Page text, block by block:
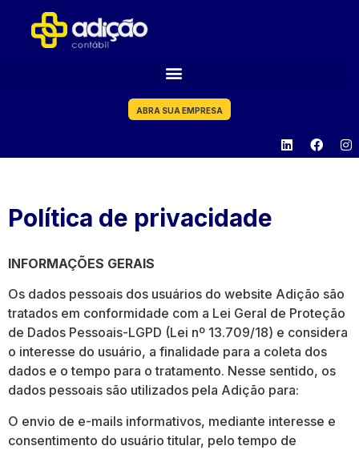
ABRA SUA EMPRESA
Política de privacidade
INFORMAÇÕES GERAIS
Os dados pessoais dos usuários do website Adição são
tratados em conformidade com a Lei Geral de Proteção
de Dados Pessoais-LGPD (Lei nº 13.709/18) e considera
o interesse do usuário, a finalidade para a coleta dos
dados e o tempo para o tratamento. Nesse sentido, os
dados pessoais são utilizados pela Adição para:
O envio de e-mails informativos, mediante interesse e
consentimento do usuário titular, pelo tempo de